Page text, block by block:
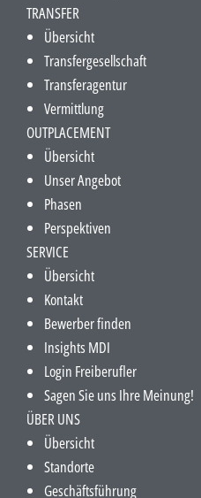
TRANSFER
Übersicht
Transfergesellschaft
Transferagentur
Vermittlung
OUTPLACEMENT
Übersicht
Unser Angebot
Phasen
Perspektiven
SERVICE
Übersicht
Kontakt
Bewerber finden
Insights MDI
Login Freiberufler
Sagen Sie uns Ihre Meinung!
ÜBER UNS
Übersicht
Standorte
Geschäftsführung